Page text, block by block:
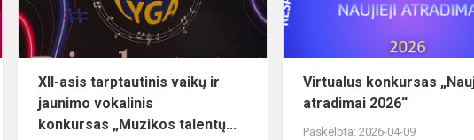
festivalis
“Linksmo...
vokalinis
konkursas ...
XII-asis tarptautinis vaikų ir
jaunimo vokalinis
konkursas „Muzikos talentų...
Virtualus konkursas
atradimai 2026“
Paskelbta: 2026-04-09